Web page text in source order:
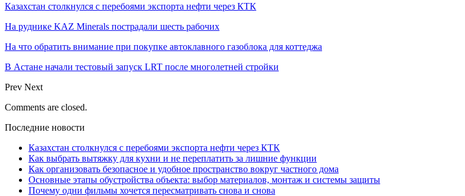
Казахстан столкнулся с перебоями экспорта нефти через КТК
На руднике KAZ Minerals пострадали шесть рабочих
На что обратить внимание при покупке автоклавного газоблока для коттеджа
В Астане начали тестовый запуск LRT после многолетней стройки
Prev Next
Comments are closed.
Последние новости
Казахстан столкнулся с перебоями экспорта нефти через КТК
Как выбрать вытяжку для кухни и не переплатить за лишние функции
Как организовать безопасное и удобное пространство вокруг частного дома
Основные этапы обустройства объекта: выбор материалов, монтаж и системы защиты
Почему одни фильмы хочется пересматривать снова и снова